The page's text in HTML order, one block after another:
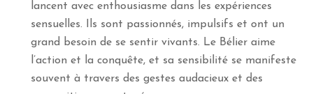
lancent avec enthousiasme dans les expériences
sensuelles. Ils sont passionnés, impulsifs et ont un
grand besoin de se sentir vivants. Le Bélier aime
l’action et la conquête, et sa sensibilité se manifeste
souvent à travers des gestes audacieux et des